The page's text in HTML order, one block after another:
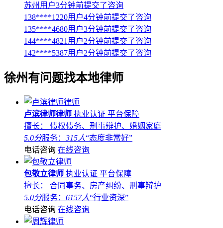
苏州用户3分钟前提交了咨询
138****1220用户4分钟前提交了咨询
135****4680用户3分钟前提交了咨询
144****4821用户2分钟前提交了咨询
142****5387用户2分钟前提交了咨询
徐州有问题找本地律师
卢滨律师律师 执业认证 平台保障
擅长： 债权债务、刑事辩护、婚姻家庭
5.0分服务： 315人“态度非常好”
电话咨询 在线咨询
包敬立律师 执业认证 平台保障
擅长： 合同事务、房产纠纷、刑事辩护
5.0分服务： 6157人“行业资深”
电话咨询 在线咨询